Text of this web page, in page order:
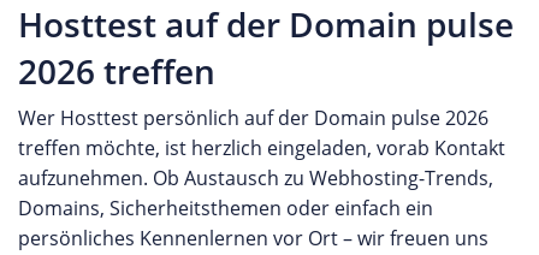
Hosttest auf der Domain pulse
2026 treffen
Wer Hosttest persönlich auf der Domain pulse 2026
treffen möchte, ist herzlich eingeladen, vorab Kontakt
aufzunehmen. Ob Austausch zu Webhosting-Trends,
Domains, Sicherheitsthemen oder einfach ein
persönliches Kennenlernen vor Ort – wir freuen uns